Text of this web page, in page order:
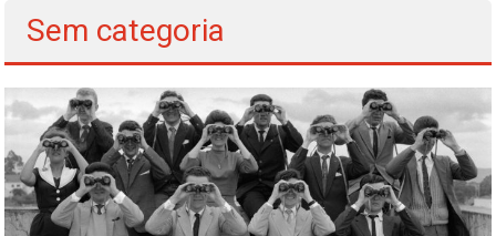
da
Cidade
de
São
Paulo
Sem categoria